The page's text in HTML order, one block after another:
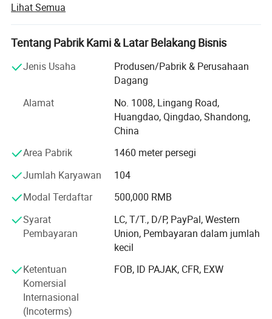
rel kaca terkemuka di China, pagar kaca depan, jendela
dan pintu kaca aluminium, dinding tirai, fasad kaca
struktural untuk
pengalaman selama 20 tahun, Qingdao Rocky Industry
Co., Ltd diakui oleh pemilik rumah, merenovasi, arsitek
terkemuka dari susuran kaca dengan kualitas tinggi,
jendela dan pintu aluminium, dinding tirai kaca di Cina,
juga di seluruh dunia. Klien kami berasal dari lebih 100
negara. Dan beberapa perusahaan yang paling mengenal
desain dan pengembangan produk, yang benar-benar
membedakan kami dengan yang lain adalah komitmen
kami pada setiap dan setiap kebutuhan dan keinginan
individu pelanggan.
Kita peduli pada kualitas produk dan layanan pelanggan,
sehingga memastikan bahwa produk kita memenuhi
standar bangunan kontemporer. Sistem manajemen
kualitas kami sesuai dengan GB/T 19001-2000, dan kami
Lihat Semua
Tentang Pabrik Kami & Latar Belakang Bisnis
Jenis Usaha
Produsen/Pabrik & Perusahaan
Dagang
Alamat
No. 1008, Lingang Road,
Huangdao, Qingdao, Shandong,
China
Area Pabrik
1460 meter persegi
Jumlah Karyawan
104
Modal Terdaftar
500,000 RMB
Syarat
Pembayaran
LC, T/T., D/P, PayPal, Western
Union, Pembayaran dalam jumlah
kecil
Ketentuan
Komersial
Internasional
(Incoterms)
FOB, ID PAJAK, CFR, EXW